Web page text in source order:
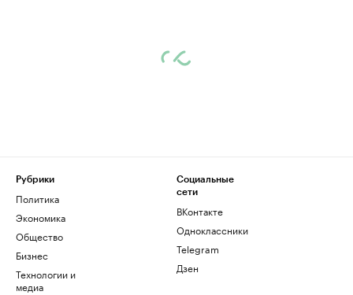
Рубрики
Политика
Экономика
Общество
Бизнес
Технологии и
медиа
Социальные
сети
ВКонтакте
Одноклассники
Telegram
Дзен